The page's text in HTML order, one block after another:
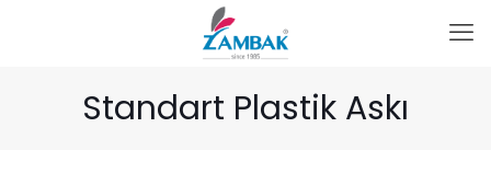
Standart Plastik Askı